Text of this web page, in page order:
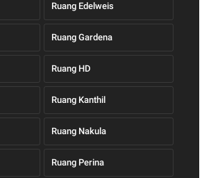
Ruang Edelweis
Ruang Gardena
Ruang HD
Ruang Kanthil
Ruang Nakula
Ruang Perina